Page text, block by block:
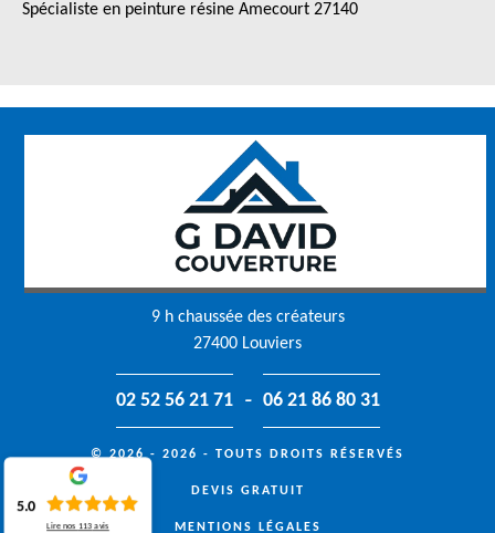
Spécialiste en peinture résine Amecourt 27140
9 h chaussée des créateurs
27400 Louviers
02 52 56 21 71 - 06 21 86 80 31
© 2026 - 2026 - TOUTS DROITS RÉSERVÉS
DEVIS GRATUIT
MENTIONS LÉGALES
5.0
Lire nos 113 avis